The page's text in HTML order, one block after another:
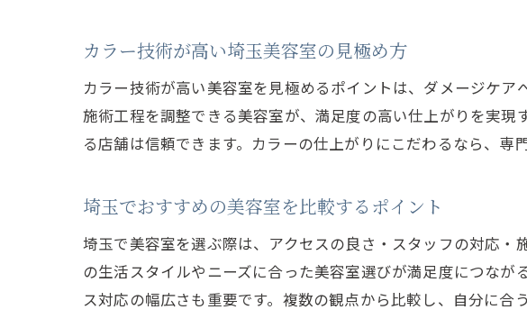
カラー技術が高い埼玉美容室の見極め方
カラー技術が高い美容室を見極めるポイントは、ダメージケ
施術工程を調整できる美容室が、満足度の高い仕上がりを実
る店舗は信頼できます。カラーの仕上がりにこだわるなら、専
埼玉でおすすめの美容室を比較するポイント
埼玉で美容室を選ぶ際は、アクセスの良さ・スタッフの対応
の生活スタイルやニーズに合った美容室選びが満足度につな
ス対応の幅広さも重要です。複数の観点から比較し、自分に合